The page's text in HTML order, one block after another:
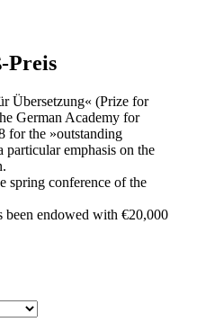
Preis
Übersetzung« (Prize for
German Academy for
for the »outstanding
emphasis on the
spring conference of the
been endowed with €20,000